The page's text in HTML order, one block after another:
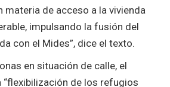
materia de acceso a la vivienda
impulsando la fusión del
con el Mides”, dice el texto.
en situación de calle, el
“flexibilización de los refugios